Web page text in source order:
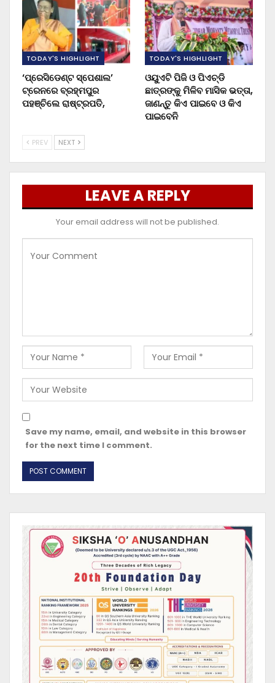
TODAY'S HIGHLIGHT
‘ପ୍ରେସିଡେଣ୍ଟ ସ୍ପେଶାଲ’
ଟ୍ରେନରେ ବ୍ରହ୍ମପୁର
ପହଞ୍ଚିଲେ ରାଷ୍ଟ୍ରପତି,
TODAY'S HIGHLIGHT
ଓୟୁଏଟି ପିଜି ଓ ପିଏଚ୍‌ଡି
ଛାତ୍ରଙ୍କୁ ମିଳିବ ମାସିକ ଭତ୍ତା,
ଜାଣନ୍ତୁ କିଏ ପାଇବେ ଓ କିଏ
ପାଇବେନି
PREV NEXT
LEAVE A REPLY
Your email address will not be published.
Save my name, email, and website in this browser
for the next time I comment.